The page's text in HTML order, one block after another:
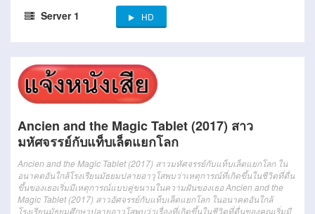
Server 1 HD
Ancien and the Magic Tablet (2017) สาว
มหัศจรรย์กับแท็บเล็ตแยกโลก
Ancien and the Magic Tablet (2017) สาวมหัศจรรย์กับแท็บเล็ตแยกโลก ใน
อนาคตอันใกล้โรงเรียนมัธยมปลายอาวุโสพบว่าเหตุการณ์ที่เกิดขึ้นในชีวิตที่ตื่น
ขึ้นของเธอเริ่มมีเหตุการณ์แบบคู่ขนานในความฝันของเธอ Ancien and the
Magic Tablet (2017) สาวอัศจรรย์กับแท็บเล็ตแยกโลก ในอนาคตอันใกล้
โรงเรียนมัธยมศึกษาปลายอาวุโสพบว่าเรื่องที่เกิดขึ้นในชีวิตที่ตื่นของคุณเริ่มมี